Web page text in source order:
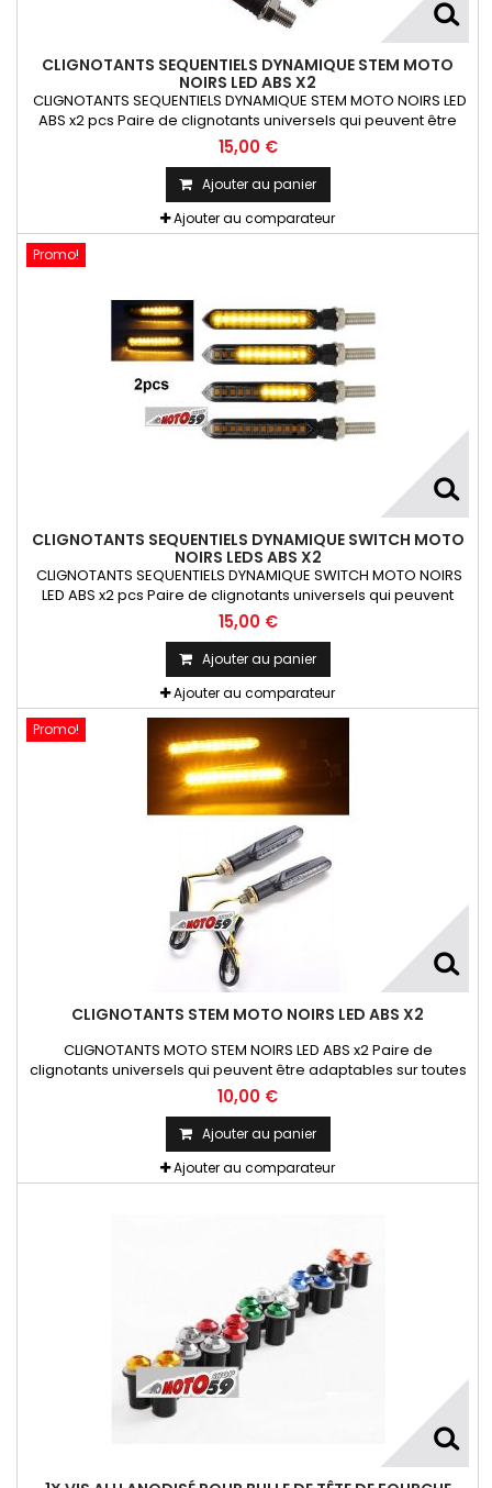
CLIGNOTANTS SEQUENTIELS DYNAMIQUE STEM MOTO
NOIRS LED ABS X2
CLIGNOTANTS SEQUENTIELS DYNAMIQUE STEM MOTO NOIRS LED
ABS x2 pcs Paire de clignotants universels qui peuvent être
adaptables sur toutes motos ou scooters
15,00 €
Ajouter au panier
Ajouter au comparateur
Promo!
CLIGNOTANTS SEQUENTIELS DYNAMIQUE SWITCH MOTO
NOIRS LEDS ABS X2
CLIGNOTANTS SEQUENTIELS DYNAMIQUE SWITCH MOTO NOIRS
LED ABS x2 pcs Paire de clignotants universels qui peuvent
être adaptables sur toutes motos ou scooters
15,00 €
Ajouter au panier
Ajouter au comparateur
Promo!
CLIGNOTANTS STEM MOTO NOIRS LED ABS X2
CLIGNOTANTS MOTO STEM NOIRS LED ABS x2 Paire de
clignotants universels qui peuvent être adaptables sur toutes
motos ou scooters
10,00 €
Ajouter au panier
Ajouter au comparateur